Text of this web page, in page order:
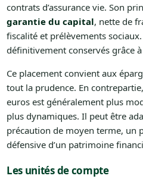
contrats d’assurance vie. Son
garantie du capital, nette de
fiscalité et prélèvements
définitivement conservés grâce à
Ce placement convient aux
tout la prudence. En
euros est généralement plus
plus dynamiques. Il peut être
précaution de moyen terme, un
défensive d’un patrimoine
Les unités de compte